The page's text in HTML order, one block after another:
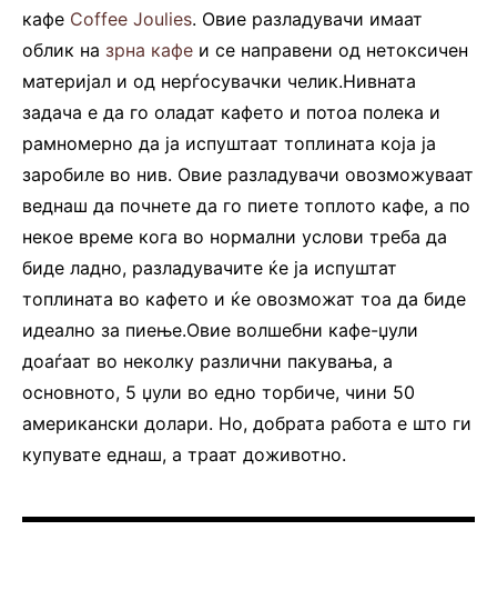
кафе Coffee Joulies. Овие разладувачи имаат
облик на зрна кафе и се направени од нетоксичен
материјал и од нерѓосувачки челик.Нивната
задача е да го оладат кафето и потоа полека и
рамномерно да ја испуштаат топлината која ја
заробиле во нив. Овие разладувачи овозможуваат
веднаш да почнете да го пиете топлото кафе, а по
некое време кога во нормални услови треба да
биде ладно, разладувачите ќе ја испуштат
топлината во кафето и ќе овозможат тоа да биде
идеално за пиење.Овие волшебни кафе-џули
доаѓаат во неколку различни пакувања, а
основното, 5 џули во едно торбиче, чини 50
американски долари. Но, добрата работа е што ги
купувате еднаш, а траат доживотно.